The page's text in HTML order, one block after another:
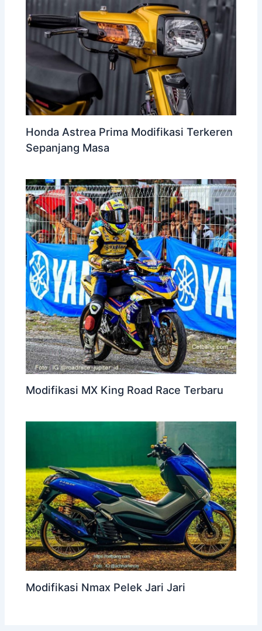
Honda Astrea Prima Modifikasi Terkeren
Sepanjang Masa
Modifikasi MX King Road Race Terbaru
Modifikasi Nmax Pelek Jari Jari